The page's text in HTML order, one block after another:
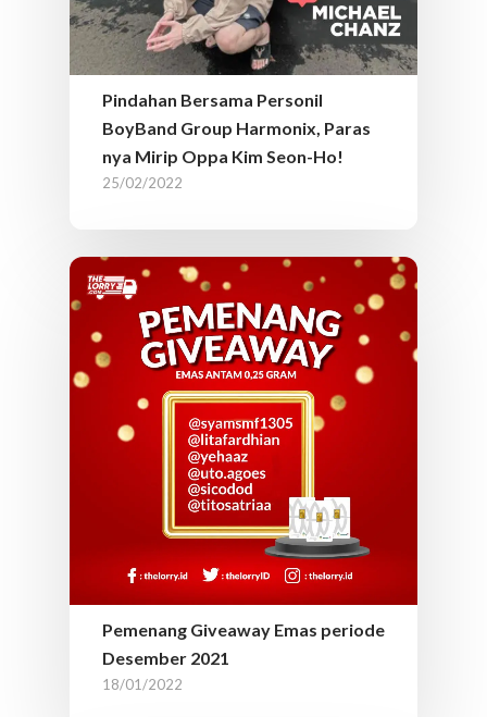
Pindahan Bersama Personil
BoyBand Group Harmonix, Paras
nya Mirip Oppa Kim Seon-Ho!
25/02/2022
Pemenang Giveaway Emas periode
Desember 2021
18/01/2022